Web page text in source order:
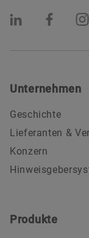
Unternehmen
Geschichte
Lieferanten &
Konzern
Produkte